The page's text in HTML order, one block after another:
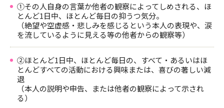
①その人自身の言葉か他者の観察によってしめされる、ほ
とんど1日中、ほとんど毎日の抑うつ気分。
（絶望や空虚感・悲しみを感じるという本人の表現や、涙
を流しているように見える等の他者からの観察等）
②ほとんど1日中、ほとんど毎日の、すべて・あるいはほ
とんどすべての活動における興味または、喜びの著しい減
退
（本人の説明や申告、または他者の観察によって示され
る）